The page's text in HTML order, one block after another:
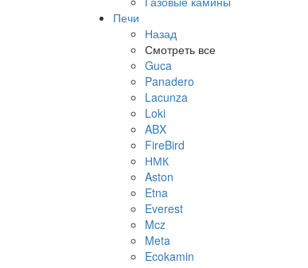
Печи
Назад
Смотреть все
Guca
Panadero
Lacunza
Loki
ABX
FireBird
НМК
Aston
Etna
Everest
Mcz
Meta
Ecokamin